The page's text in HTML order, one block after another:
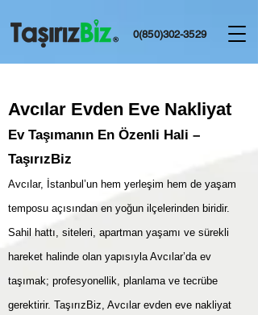
0(850)302-3529
Avcılar Evden Eve Nakliyat
Ev Taşımanın En Özenli Hali –
TaşırızBiz
Avcılar, İstanbul’un hem yerleşim hem de yaşam
temposu açısından en yoğun ilçelerinden biridir.
Sahil hattı, siteleri, apartman yaşamı ve sürekli
hareket halinde olan yapısıyla Avcılar’da ev
taşımak; profesyonellik, planlama ve tecrübe
gerektirir. TaşırızBiz, Avcılar evden eve nakliyat